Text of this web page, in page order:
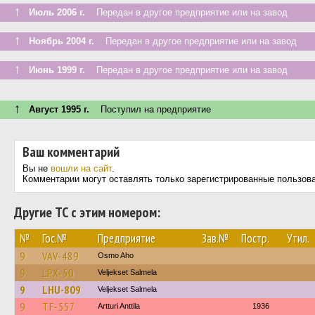
↑ Июль 2006 г. Передан в другое предприятие или на завод
↑ Ноябрь 2004 г. Передан в другое предприятие или на завод
↑ Июнь 1999 г. Передан в другое предприятие или на завод
↑ Август 1995 г. Поступил на предприятие
Ваш комментарий
Вы не вошли на сайт.
Комментарии могут оставлять только зарегистрированные
Другие ТС с этим номером:
№ Гос.№ Предприятие Зав.№ Постр. Утил.
9 VAV-489 Osmo Aho
9 LPX-50 Veljekset Salmela
9 LHU-809 Veljekset Salmela
9 TF-557 Artturi Anttila 1936